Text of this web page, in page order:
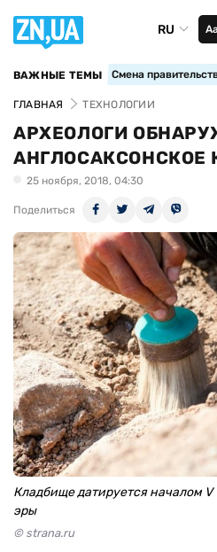
RU
ВАЖНЫЕ ТЕМЫ Смена
ГЛАВНАЯ ТЕХНОЛОГИИ
АРХЕОЛОГИ
АНГЛОСАКСОНСКОЕ
25 ноября, 2018, 04:30
Поделиться
Кладбище датируется началом
эры
© strana.ru